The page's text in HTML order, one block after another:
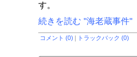
す。
続きを読む "海老蔵事件"
コメント (0) トラックバック (0)